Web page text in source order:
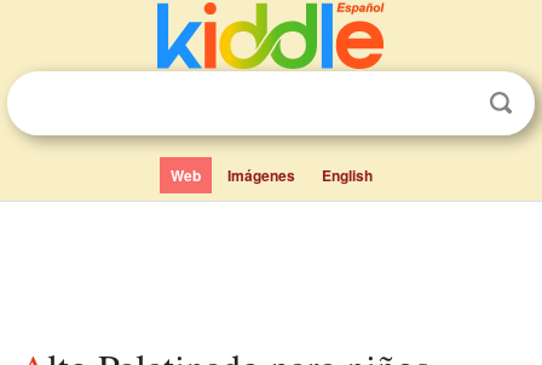
Web Imágenes English